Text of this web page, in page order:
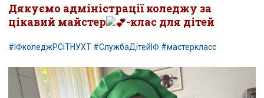
Дякуємо адміністрації коледжу за
цікавий майстер
-клас для дітей
#ІФколеджРСіТНУХТ #СлужбаДітейІФ #мастеркласс